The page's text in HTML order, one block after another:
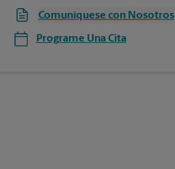
Comuníquese con Nosotros
Programe Una Cita